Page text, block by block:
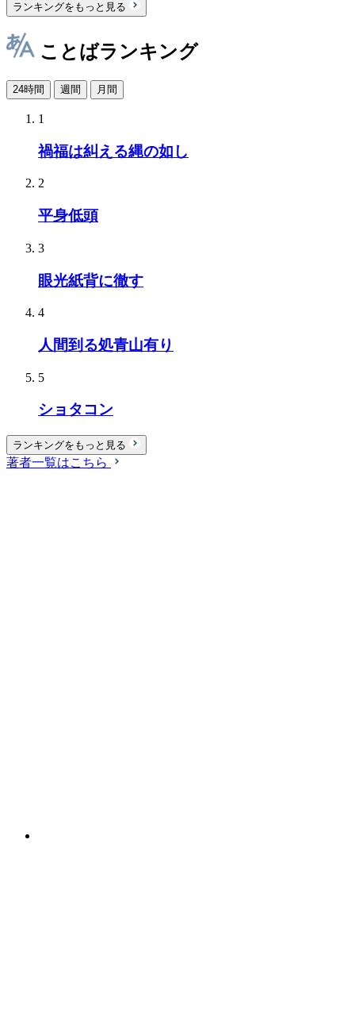
ランキングをもっと見る
ことばランキング
24時間 週間 月間
1
禍福は糾える縄の如し
2
平身低頭
3
眼光紙背に徹す
4
人間到る処青山有り
5
ショタコン
ランキングをもっと見る
著者一覧はこちら